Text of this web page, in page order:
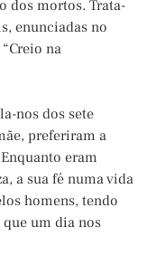
dos mortos. Trata-
enunciadas no
na
nos dos sete
preferiram a
eram
a sua fé numa vida
homens, tendo
que um dia nos